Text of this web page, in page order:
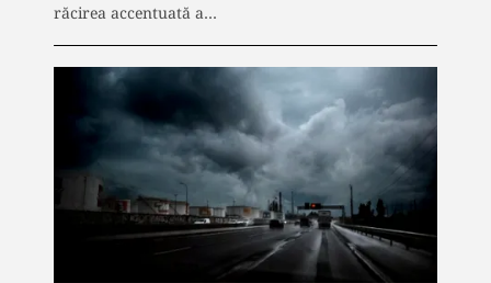
răcirea accentuată a…